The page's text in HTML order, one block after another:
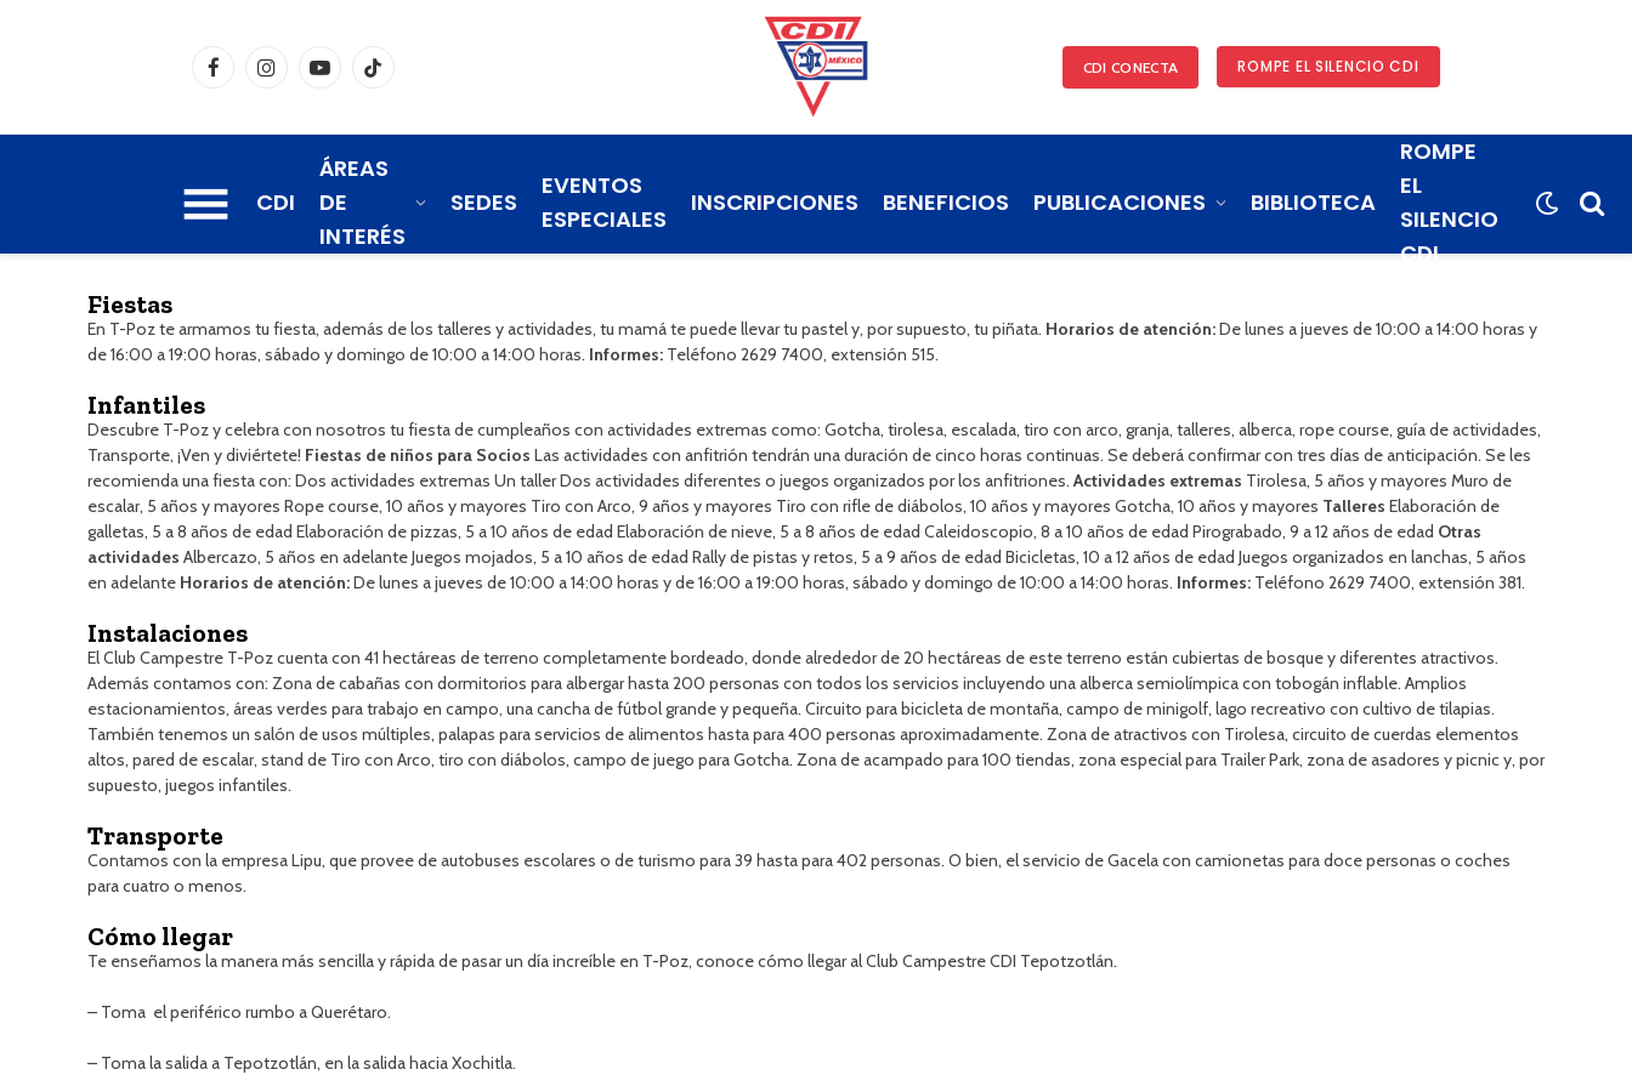
FacebookInstagramYouTubeTikTok CDI CONECTA ROMPE EL SILENCIO CDI
CDI
ÁREAS
DE
INTERÉS
SEDES
EVENTOS
ESPECIALES
INSCRIPCIONES BENEFICIOS PUBLICACIONES BIBLIOTECA
ROMPE
EL
SILENCIO
CDI
Fiestas
En T-Poz te armamos tu fiesta, además de los talleres y actividades, tu mamá te puede llevar tu pastel y, por supuesto, tu piñata. Horarios de atención:De lunes a jueves de 10:00 a 14:00 horas y
de 16:00 a 19:00 horas, sábado y domingo de 10:00 a 14:00 horas. Informes: Teléfono 2629 7400, extensión 515.
Infantiles
Descubre T-Poz y celebra con nosotros tu fiesta de cumpleaños con actividades extremas como: Gotcha, tirolesa, escalada, tiro con arco, granja, talleres, alberca, rope course, guía de actividades,
Transporte, ¡Ven y diviértete! Fiestas de niños para Socios Las actividades con anfitrión tendrán una duración de cinco horas continuas. Se deberá confirmar con tres días de anticipación. Se les
recomienda una fiesta con: Dos actividades extremas Un taller Dos actividades diferentes o juegos organizados por los anfitriones. Actividades extremas Tirolesa, 5 años y mayores Muro de
escalar, 5 años y mayores Rope course, 10 años y mayores Tiro con Arco, 9 años y mayores Tiro con rifle de diábolos, 10 años y mayores Gotcha, 10 años y mayores Talleres Elaboración de
galletas, 5 a 8 años de edad Elaboración de pizzas, 5 a 10 años de edad Elaboración de nieve, 5 a 8 años de edad Caleidoscopio, 8 a 10 años de edad Pirograbado, 9 a 12 años de edad Otras
actividades Albercazo, 5 años en adelante Juegos mojados, 5 a 10 años de edad Rally de pistas y retos, 5 a 9 años de edad Bicicletas, 10 a 12 años de edad Juegos organizados en lanchas, 5 años
en adelante Horarios de atención:De lunes a jueves de 10:00 a 14:00 horas y de 16:00 a 19:00 horas, sábado y domingo de 10:00 a 14:00 horas. Informes: Teléfono 2629 7400, extensión 381.
Instalaciones
El Club Campestre T-Poz cuenta con 41 hectáreas de terreno completamente bordeado, donde alrededor de 20 hectáreas de este terreno están cubiertas de bosque y diferentes atractivos.
Además contamos con: Zona de cabañas con dormitorios para albergar hasta 200 personas con todos los servicios incluyendo una alberca semiolímpica con tobogán inflable. Amplios
estacionamientos, áreas verdes para trabajo en campo, una cancha de fútbol grande y pequeña. Circuito para bicicleta de montaña, campo de minigolf, lago recreativo con cultivo de tilapias.
También tenemos un salón de usos múltiples, palapas para servicios de alimentos hasta para 400 personas aproximadamente. Zona de atractivos con Tirolesa, circuito de cuerdas elementos
altos, pared de escalar, stand de Tiro con Arco, tiro con diábolos, campo de juego para Gotcha. Zona de acampado para 100 tiendas, zona especial para Trailer Park, zona de asadores y picnic y, por
supuesto, juegos infantiles.
Transporte
Contamos con la empresa Lipu, que provee de autobuses escolares o de turismo para 39 hasta para 402 personas. O bien, el servicio de Gacela con camionetas para doce personas o coches
para cuatro o menos.
Cómo llegar
Te enseñamos la manera más sencilla y rápida de pasar un día increíble en T-Poz, conoce cómo llegar al Club Campestre CDI Tepotzotlán.
– Toma el periférico rumbo a Querétaro.
– Toma la salida a Tepotzotlán, en la salida hacia Xochitla.